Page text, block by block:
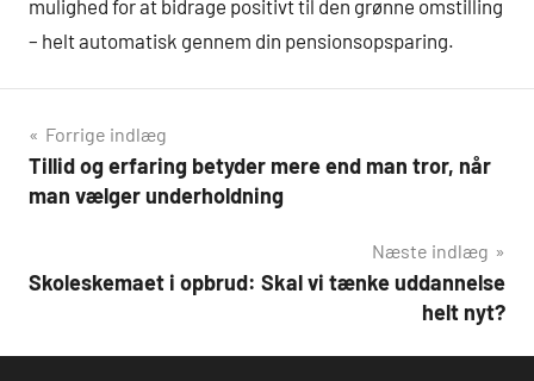
mulighed for at bidrage positivt til den grønne omstilling
– helt automatisk gennem din pensionsopsparing.
Indlægsnavigation
Forrige indlæg
Tillid og erfaring betyder mere end man tror, når
man vælger underholdning
Næste indlæg
Skoleskemaet i opbrud: Skal vi tænke uddannelse
helt nyt?